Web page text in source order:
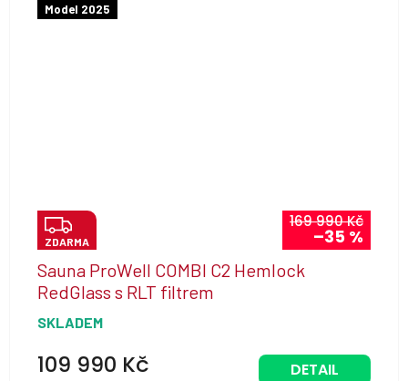
Model 2025
Z
D
A
R
M
A
ZDARMA
169 990 Kč
–35 %
Sauna ProWell COMBI C2 Hemlock
RedGlass s RLT filtrem
SKLADEM
109 990 Kč DETAIL